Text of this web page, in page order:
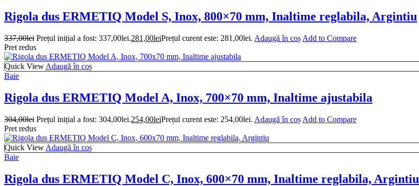
Rigola dus ERMETIQ Model S, Inox, 800×70 mm, Inaltime reglabila, Argintiu
337,00lei Prețul inițial a fost: 337,00lei.281,00leiPrețul curent este: 281,00lei. Adaugă în coș Add to Compare
Pret redus
Quick View Adaugă în coș
Baie
Rigola dus ERMETIQ Model A, Inox, 700×70 mm, Inaltime ajustabila
304,00lei Prețul inițial a fost: 304,00lei.254,00leiPrețul curent este: 254,00lei. Adaugă în coș Add to Compare
Pret redus
Quick View Adaugă în coș
Baie
Rigola dus ERMETIQ Model C, Inox, 600×70 mm, Inaltime reglabila, Argintiu